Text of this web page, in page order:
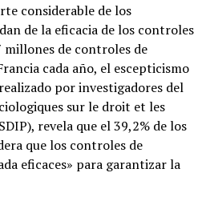
considerable de los
de la eficacia de los controles
millones de controles de
cada año, el escepticismo
por investigadores del
sur le droit et les
revela que el 39,2% de los
que los controles de
eficaces» para garantizar la